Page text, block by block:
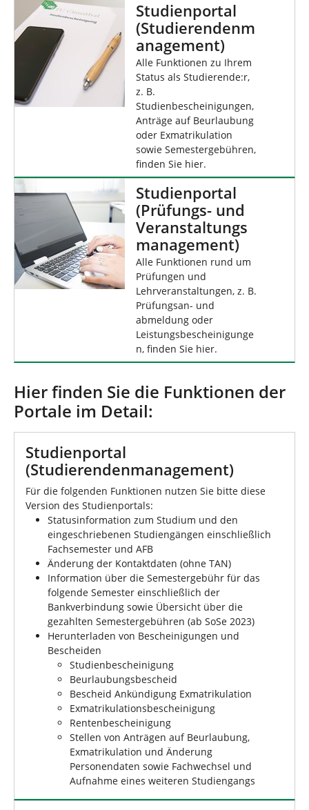
e
r
Studienportal
(Studierendenm
anagement)
Alle Funktionen zu Ihrem
Status als Studierende:r,
z. B.
Studienbescheinigungen,
Anträge auf Beurlaubung
oder Exmatrikulation
sowie Semestergebühren,
finden Sie hier.
Studienportal
(Prüfungs- und
Veranstaltungs
management)
Alle Funktionen rund um
Prüfungen und
Lehrveranstaltungen, z. B.
Prüfungsan- und
abmeldung oder
Leistungsbescheinigunge
n, finden Sie hier.
Hier finden Sie die Funktionen der
Portale im Detail:
Studienportal
(Studierendenmanagement)
Für die folgenden Funktionen nutzen Sie bitte diese
Version des Studienportals:
Statusinformation zum Studium und den
eingeschriebenen Studiengängen einschließlich
Fachsemester und AFB
Änderung der Kontaktdaten (ohne TAN)
Information über die Semestergebühr für das
folgende Semester einschließlich der
Bankverbindung sowie Übersicht über die
gezahlten Semestergebühren (ab SoSe 2023)
Herunterladen von Bescheinigungen und
Bescheiden
Studienbescheinigung
Beurlaubungsbescheid
Bescheid Ankündigung Exmatrikulation
Exmatrikulationsbescheinigung
Rentenbescheinigung
Stellen von Anträgen auf Beurlaubung,
Exmatrikulation und Änderung
Personendaten sowie Fachwechsel und
Aufnahme eines weiteren Studiengangs